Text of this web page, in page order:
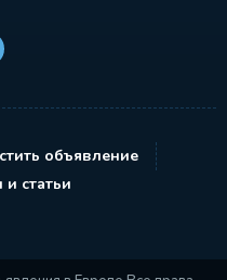
объявление
статьи